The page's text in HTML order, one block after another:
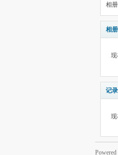
相
相册
记录
Powered